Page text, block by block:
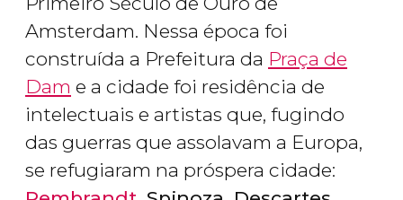
Amsterdam. Nessa época foi
construída a Prefeitura da Praça de
Dam e a cidade foi residência de
intelectuais e artistas que, fugindo
das guerras que assolavam a Europa,
se refugiaram na próspera cidade: